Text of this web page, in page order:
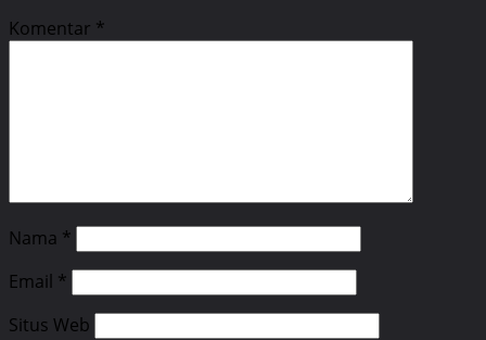
Komentar *
Nama *
Email *
Situs Web